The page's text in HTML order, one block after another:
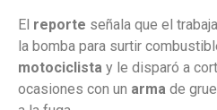
El reporte señala que el
la bomba para surtir
motociclista y le disparó a
ocasiones con un arma de